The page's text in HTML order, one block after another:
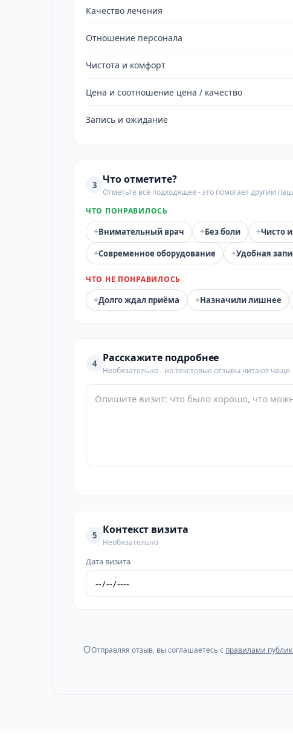
Качество лечения
Отношение персонала
Чистота и комфорт
Цена и соотношение цена / качество
Запись и ожидание
3 Что отметите?
Отметьте всё подходящее - это помогает другим
ЧТО ПОНРАВИЛОСЬ
+Внимательный врач +Без боли +Чисто
+Современное оборудование +Удобная
ЧТО НЕ ПОНРАВИЛОСЬ
+Долго ждал приёма +Назначили лишнее
4 Расскажите подробнее
Необязательно - но текстовые отзывы читают чаще
5 Контекст визита
Необязательно
Дата визита
Отправляя отзыв, вы соглашаетесь с правилами